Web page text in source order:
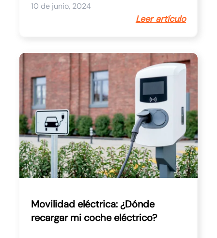
10 de junio, 2024
Leer artículo
Movilidad eléctrica: ¿Dónde
recargar mi coche eléctrico?